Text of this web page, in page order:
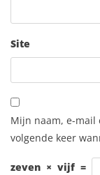
Site
Mijn naam, e-mail
volgende keer
zeven × vijf =